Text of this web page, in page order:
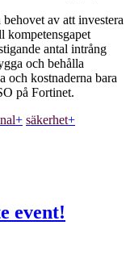
av att investera
kompetensgapet
antal intrång
och behålla
och kostnaderna bara
på Fortinet.
+ säkerhet+
event!